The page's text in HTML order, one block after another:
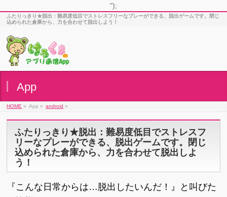
");
ふたりっきり★脱出：難易度低目でストレスフリーなプレーができる、脱出ゲームです。閉じ
込められた倉庫から、力を合わせて脱出しよう！
App
HOME » App » android »
ふたりっきり★脱出：難易度低目でストレスフ
リーなプレーができる、脱出ゲームです。閉じ
込められた倉庫から、力を合わせて脱出しよ
う！
『こんな日常からは…脱出したいんだ！』と叫びた